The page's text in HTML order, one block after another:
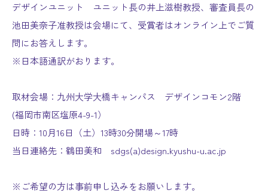
デザインユニット ユニット長の井上滋樹教授、審査員長の
池田美奈子准教授は会場にて、受賞者はオンライン上でご質
問にお答えします。
※日本語通訳がおります。
取材会場：九州大学大橋キャンパス デザインコモン2階
(福岡市南区塩原4-9-1）
日時：10月16日（土）13時30分開場～17時
当日連絡先：鶴田美和 sdgs(a)design.kyushu-u.ac.jp
※ご希望の方は事前申し込みをお願いします。